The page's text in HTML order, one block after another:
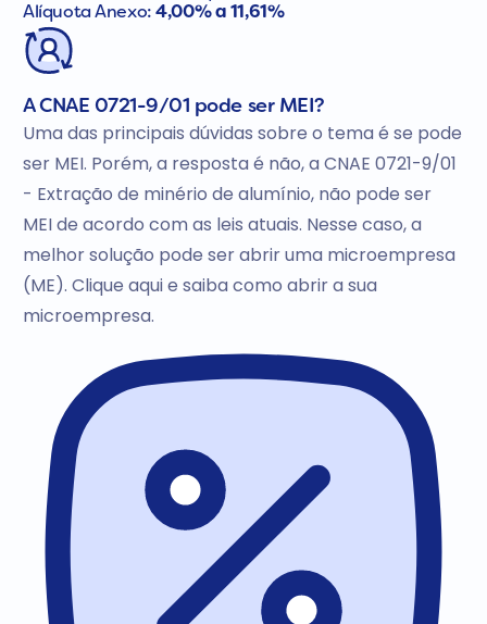
Alíquota Anexo:4,00% a 11,61%
A CNAE 0721-9/01 pode ser MEI?
Uma das principais dúvidas sobre o tema é se pode
ser MEI. Porém, a resposta é não, a CNAE 0721-9/01
- Extração de minério de alumínio, não pode ser
MEI de acordo com as leis atuais. Nesse caso, a
melhor solução pode ser abrir uma microempresa
(ME). Clique aqui e saiba como abrir a sua
microempresa.